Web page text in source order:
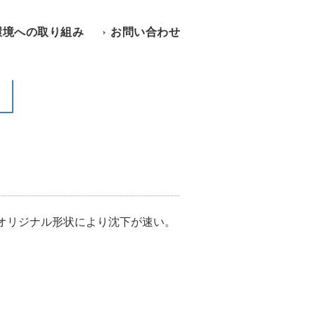
境への取り組み お問い合わせ
ジナル形状により沈下が速い。